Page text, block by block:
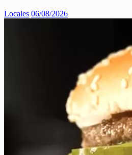
Locales 06/08/2026